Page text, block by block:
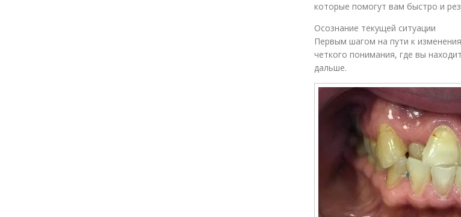
которые помогут вам быстро и
Осознание текущей ситуации
Первым шагом на пути к
четкого понимания, где вы
дальше.